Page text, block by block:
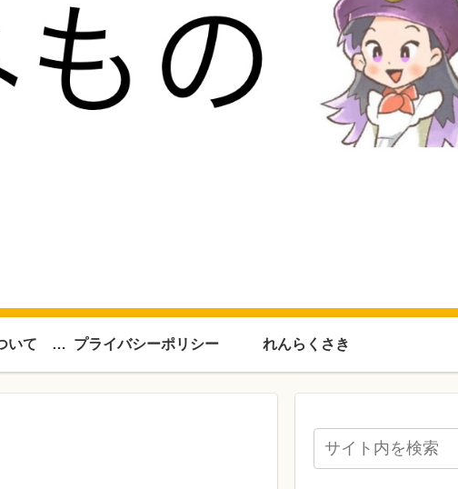
このブログについて About this blog プライバシーポリシー れんらくさき